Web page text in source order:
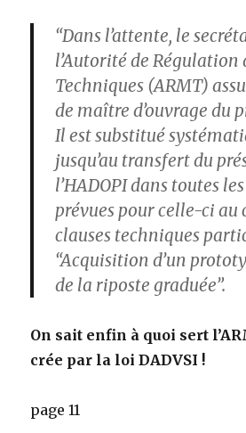
“Dans l’attente, le
l’Autorité de Régulation
Techniques (ARMT)
de maître d’ouvrage du
Il est substitué
jusqu’au transfert du
l’HADOPI dans toutes
prévues pour celle-ci au
clauses techniques
“Acquisition d’un
de la riposte graduée”.
On sait enfin à quoi sert
crée par la loi DADVSI !
page 11